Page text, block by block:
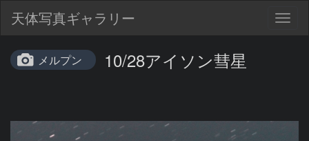
天体写真ギャラリー
メルプン 10/28アイソン彗星